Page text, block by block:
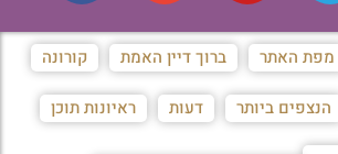
מפת האתר ברוך דיין האמת קורונה
הנצפים ביותר דעות ראיונות תוכן